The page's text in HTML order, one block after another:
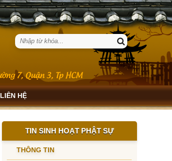
LIÊN HỆ
TIN SINH HOẠT PHẬT SỰ
THÔNG TIN